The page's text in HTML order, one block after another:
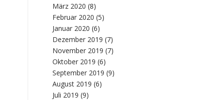
März 2020 (8)
Februar 2020 (5)
Januar 2020 (6)
Dezember 2019 (7)
November 2019 (7)
Oktober 2019 (6)
September 2019 (9)
August 2019 (6)
Juli 2019 (9)